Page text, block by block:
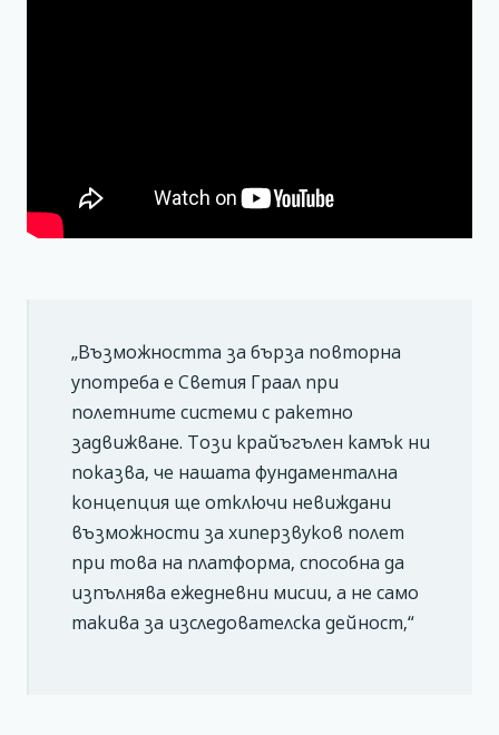
„Възможността за бърза повторна
употреба е Светия Граал при
полетните системи с ракетно
задвижване. Този крайъгълен камък ни
показва, че нашата фундаментална
концепция ще отключи невиждани
възможности за хиперзвуков полет
при това на платформа, способна да
изпълнява ежедневни мисии, а не само
такива за изследователска дейност,“